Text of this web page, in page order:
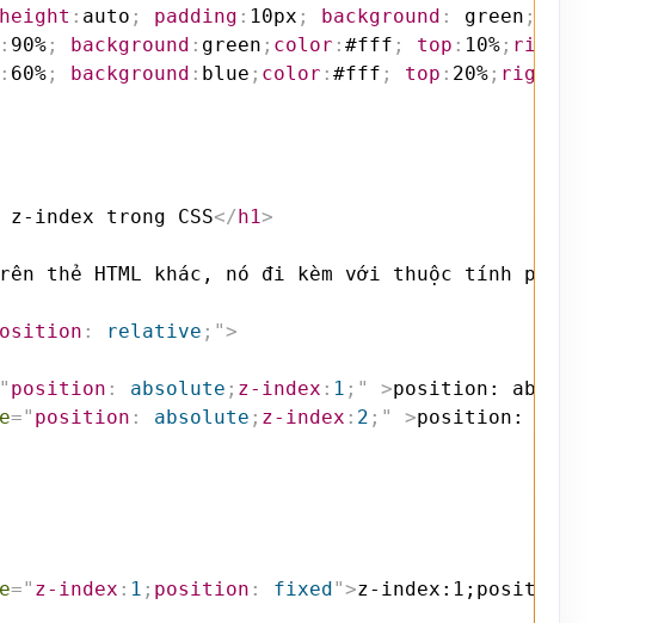
height : auto ; padding : 10px ; background : green ;
: 90% ; background : green ; color : #fff ; top : 10% ; right
: 60% ; background : blue ; color : #fff ; top : 20% ; right
index trong CSS</h1>
trên thẻ HTML khác, nó đi kèm với thuộc tính
: relative ; ">
" position : absolute ; z-index : 1 ; " >position:
=" position : absolute ; z-index : 2 ; " >position:
=" z-index : 1 ; position : fixed">z-index:1;position: